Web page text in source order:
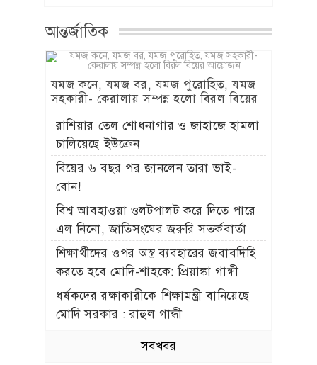
আন্তর্জাতিক
যমজ কনে, যমজ বর, যমজ পুরোহিত, যমজ
সহকারী- কেরালায় সম্পন্ন হলো বিরল বিয়ের
আয়োজন
রাশিয়ার তেল শোধনাগার ও জাহাজে হামলা
চালিয়েছে ইউক্রেন
বিয়ের ৬ বছর পর জানলেন তারা ভাই-
বোন!
বিশ্ব আবহাওয়া ওলটপালট করে দিতে পারে
এল নিনো, জাতিসংঘের জরুরি সতর্কবার্তা
শিক্ষার্থীদের ওপর অস্ত্র ব্যবহারের জবাবদিহি
করতে হবে মোদি-শাহকে: প্রিয়াঙ্কা গান্ধী
ধর্ষকদের রক্ষাকারীকে শিক্ষামন্ত্রী বানিয়েছে
মোদি সরকার : রাহুল গান্ধী
সবখবর